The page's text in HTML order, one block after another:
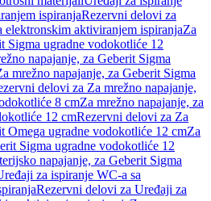
ispiranjaRezervni delovi za
elektronskim aktiviranjem ispiranjaZa
Sigma ugradne vodokotliće 12
napajanje, za Geberit Sigma
mrežno napajanje, za Geberit Sigma
delovi za Za mrežno napajanje,
8 cmZa mrežno napajanje, za
12 cmRezervni delovi za Za
Omega ugradne vodokotliće 12 cmZa
Sigma ugradne vodokotliće 12
napajanje, za Geberit Sigma
za ispiranje WC-a sa
Rezervni delovi za Uređaji za